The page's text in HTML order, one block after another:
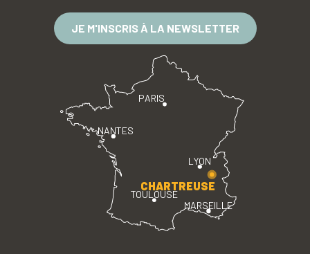
JE M'INSCRIS À LA NEWSLETTER
PARIS
LYON
TOULOUSE
MARSEILLE
NANTES
CHARTREUSE